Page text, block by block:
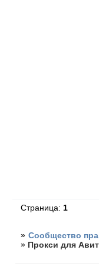
Страница: 1
» Сообщество
» Прокси для